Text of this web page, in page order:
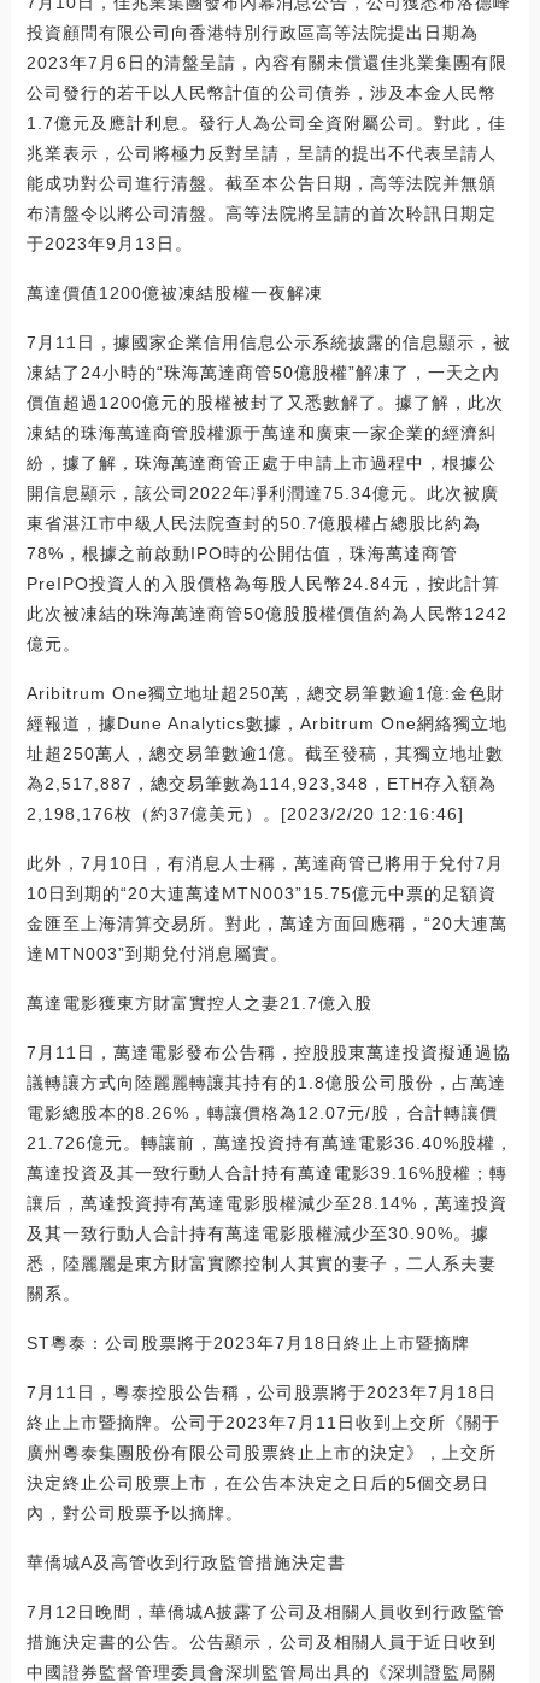
投資顧問有限公司向香港特別行政區高等法院提出日期為
2023年7月6日的清盤呈請，內容有關未償還佳兆業集團有限
公司發行的若干以人民幣計值的公司債券，涉及本金人民幣
1.7億元及應計利息。發行人為公司全資附屬公司。對此，佳
兆業表示，公司將極力反對呈請，呈請的提出不代表呈請人
能成功對公司進行清盤。截至本公告日期，高等法院并無頒
布清盤令以將公司清盤。高等法院將呈請的首次聆訊日期定
于2023年9月13日。
萬達價值1200億被凍結股權一夜解凍
7月11日，據國家企業信用信息公示系統披露的信息顯示，被
凍結了24小時的“珠海萬達商管50億股權”解凍了，一天之內
價值超過1200億元的股權被封了又悉數解了。據了解，此次
凍結的珠海萬達商管股權源于萬達和廣東一家企業的經濟糾
紛，據了解，珠海萬達商管正處于申請上市過程中，根據公
開信息顯示，該公司2022年凈利潤達75.34億元。此次被廣
東省湛江市中級人民法院查封的50.7億股權占總股比約為
78%，根據之前啟動IPO時的公開估值，珠海萬達商管
PreIPO投資人的入股價格為每股人民幣24.84元，按此計算
此次被凍結的珠海萬達商管50億股股權價值約為人民幣1242
億元。
Aribitrum One獨立地址超250萬，總交易筆數逾1億:金色財
經報道，據Dune Analytics數據，Arbitrum One網絡獨立地
址超250萬人，總交易筆數逾1億。截至發稿，其獨立地址數
為2,517,887，總交易筆數為114,923,348，ETH存入額為
2,198,176枚（約37億美元）。[2023/2/20 12:16:46]
此外，7月10日，有消息人士稱，萬達商管已將用于兌付7月
10日到期的“20大連萬達MTN003”15.75億元中票的足額資
金匯至上海清算交易所。對此，萬達方面回應稱，“20大連萬
達MTN003”到期兌付消息屬實。
萬達電影獲東方財富實控人之妻21.7億入股
7月11日，萬達電影發布公告稱，控股股東萬達投資擬通過協
議轉讓方式向陸麗麗轉讓其持有的1.8億股公司股份，占萬達
電影總股本的8.26%，轉讓價格為12.07元/股，合計轉讓價
21.726億元。轉讓前，萬達投資持有萬達電影36.40%股權，
萬達投資及其一致行動人合計持有萬達電影39.16%股權；轉
讓后，萬達投資持有萬達電影股權減少至28.14%，萬達投資
及其一致行動人合計持有萬達電影股權減少至30.90%。據
悉，陸麗麗是東方財富實際控制人其實的妻子，二人系夫妻
關系。
ST粵泰：公司股票將于2023年7月18日終止上市暨摘牌
7月11日，粵泰控股公告稱，公司股票將于2023年7月18日
終止上市暨摘牌。公司于2023年7月11日收到上交所《關于
廣州粵泰集團股份有限公司股票終止上市的決定》，上交所
決定終止公司股票上市，在公告本決定之日后的5個交易日
內，對公司股票予以摘牌。
華僑城A及高管收到行政監管措施決定書
7月12日晚間，華僑城A披露了公司及相關人員收到行政監管
措施決定書的公告。公告顯示，公司及相關人員于近日收到
中國證券監督管理委員會深圳監管局出具的《深圳證監局關